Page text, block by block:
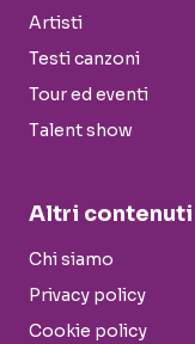
Artisti
Testi canzoni
Tour ed eventi
Talent show
Altri contenuti
Chi siamo
Privacy policy
Cookie policy